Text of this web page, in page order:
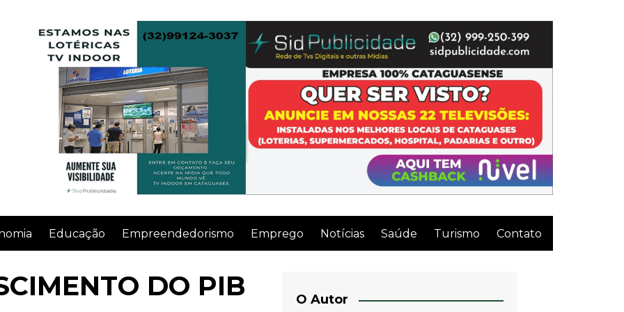
Educação Empreendedorismo Emprego Notícias Saúde Turismo Contato
DO PIB O Autor